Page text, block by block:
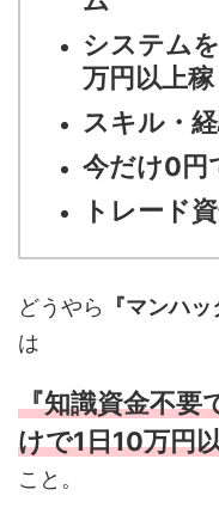
システム
万円以上
スキル・
今だけ0円
トレード
どうやら
『マンハ
は
『知識資金不要
けで1日10万円
こと。